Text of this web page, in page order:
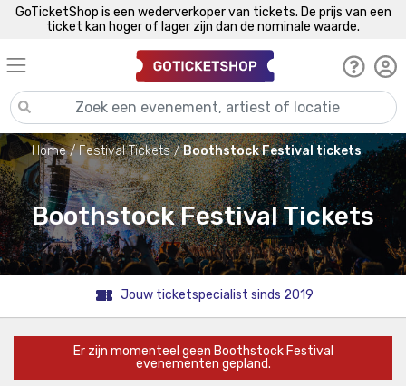
GoTicketShop is een wederverkoper van tickets. De prijs van een
ticket kan hoger of lager zijn dan de nominale waarde.
Home Festival Tickets Boothstock Festival tickets
Boothstock Festival Tickets
Jouw ticketspecialist sinds 2019
Er zijn momenteel geen Boothstock Festival
evenementen gepland.